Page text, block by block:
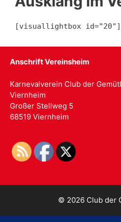
[visuallightbox id="20"]
Anschrift Vereinsheim
Karnevalverein Club der
Viernheim
Großer Stellweg 5
68519 Viernheim
© 2026 Club der